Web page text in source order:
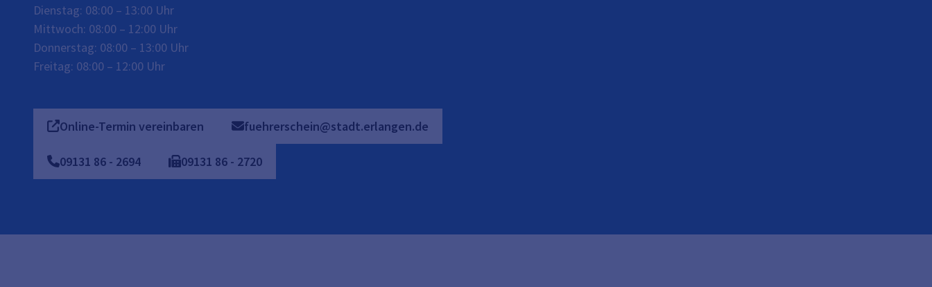
Dienstag: 08:00 – 13:00 Uhr
Mittwoch: 08:00 – 12:00 Uhr
Donnerstag: 08:00 – 13:00 Uhr
Freitag: 08:00 – 12:00 Uhr
Online-Termin vereinbaren fuehrerschein@stadt.erlangen.de
09131 86 - 2694 09131 86 - 2720